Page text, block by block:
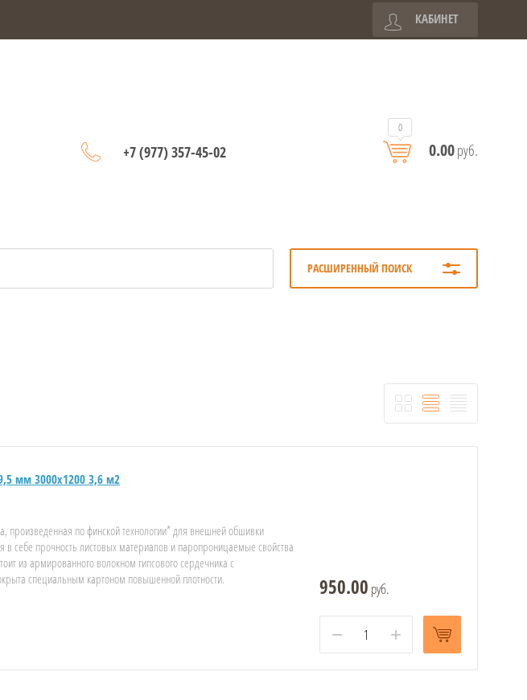
КАБИНЕТ
+7 (977) 357-45-02
0
0.00руб.
РАСШИРЕННЫЙ ПОИСК
мм 3000х1200 3,6 м2
произведенная по финской технологии* для внешней обшивки
себе прочность листовых материалов и паропроницаемые свойства
из армированного волокном гипсового сердечника с
специальным картоном повышенной плотности.
950.00 руб.
− +